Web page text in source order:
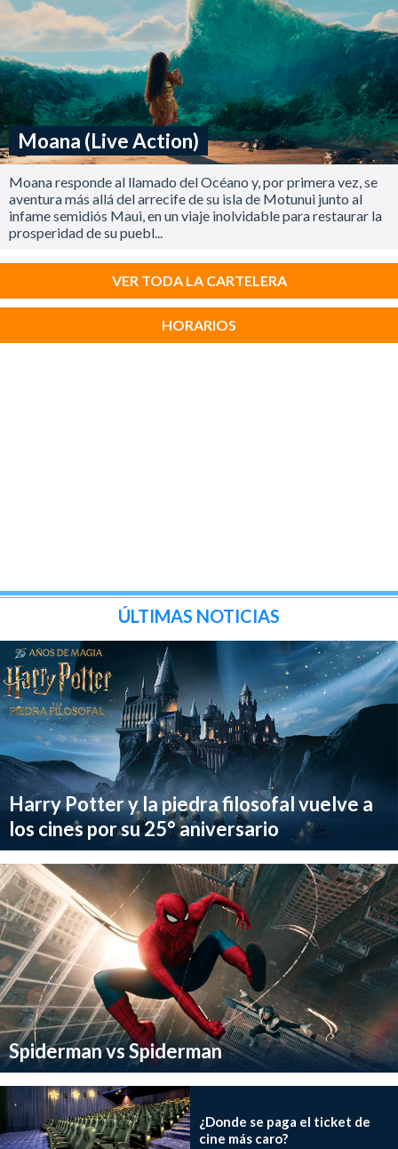
Moana (Live Action)
Moana responde al llamado del Océano y, por primera vez, se
aventura más allá del arrecife de su isla de Motunui junto al
infame semidiós Maui, en un viaje inolvidable para restaurar la
prosperidad de su puebl...
VER TODA LA CARTELERA
HORARIOS
ÚLTIMAS NOTICIAS
Harry Potter y la piedra filosofal vuelve a
los cines por su 25° aniversario
Spiderman vs Spiderman
¿Donde se paga el ticket de
cine más caro?